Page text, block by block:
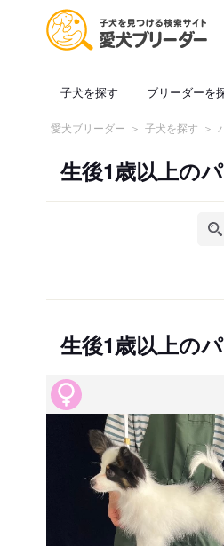
子犬を探す ブリーダーを
愛犬ブリーダー 子犬を探す
生後1歳以上の
生後1歳以上の